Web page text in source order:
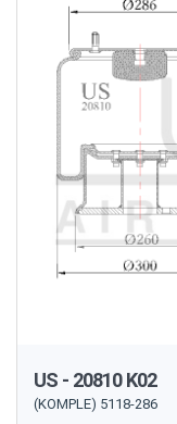
US - 20810 K02
(KOMPLE) 5118-286